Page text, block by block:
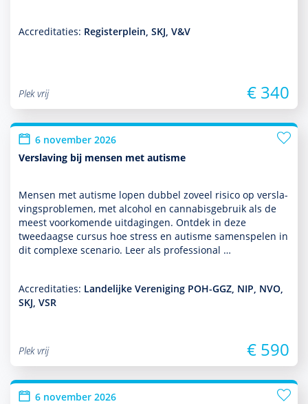
Accreditaties: Registerplein, SKJ, V&V
Plek vrij € 340
6 november 2026
Verslaving bij mensen met autisme
Mensen met autisme lopen dubbel zoveel risico op ver­sla­
vingspro­ble­men, met alcohol en cannabisgebruik als de
meest voor­komende uitdagingen. Ontdek in deze
tweedaagse cursus hoe stress en autisme samenspelen in
dit complexe scenario. Leer als professional …
Accreditaties: Landelijke Vereniging POH-GGZ, NIP, NVO,
SKJ, VSR
Plek vrij € 590
6 november 2026